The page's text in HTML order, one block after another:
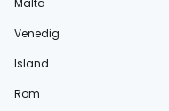
Malta
Venedig
Island
Rom